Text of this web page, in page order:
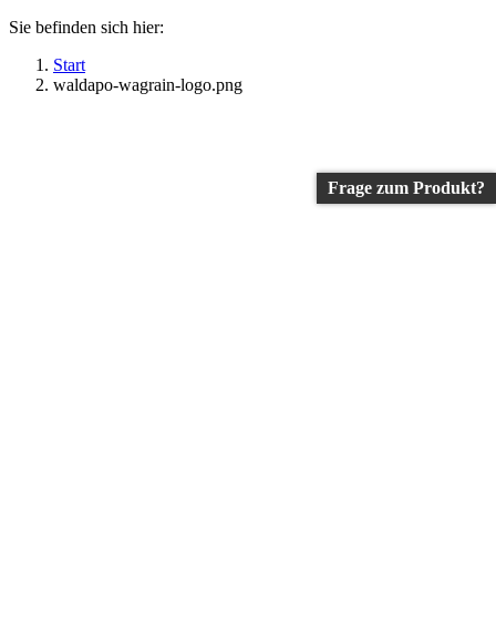
Sie befinden sich hier:
Start
waldapo-wagrain-logo.png
Frage zum Produkt?